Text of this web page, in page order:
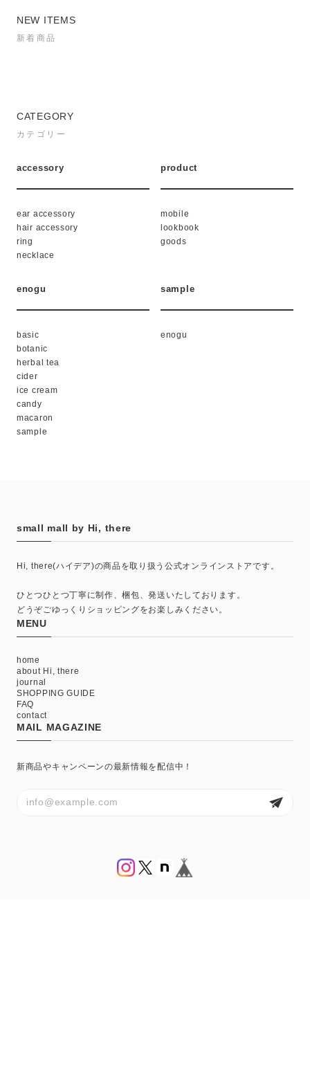
NEW ITEMS
新着商品
CATEGORY
カテゴリー
accessory
ear accessory
hair accessory
ring
necklace
product
mobile
lookbook
goods
enogu
basic
botanic
herbal tea
cider
ice cream
candy
macaron
sample
sample
enogu
small mall by Hi, there
Hi, there(ハイデア)の商品を取り扱う公式オンラインストアです。
ひとつひとつ丁寧に制作、梱包、発送いたしております。
どうぞごゆっくりショッピングをお楽しみください。
MENU
home
about Hi, there
journal
SHOPPING GUIDE
FAQ
contact
MAIL MAGAZINE
新商品やキャンペーンの最新情報を配信中！